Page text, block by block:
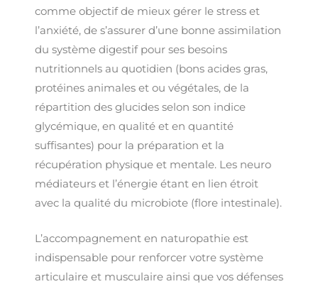
comme objectif de mieux gérer le stress et
l’anxiété, de s’assurer d’une bonne assimilation
du système digestif pour ses besoins
nutritionnels au quotidien (bons acides gras,
protéines animales et ou végétales, de la
répartition des glucides selon son indice
glycémique, en qualité et en quantité
suffisantes) pour la préparation et la
récupération physique et mentale. Les neuro
médiateurs et l’énergie étant en lien étroit
avec la qualité du microbiote (flore intestinale).
L’accompagnement en naturopathie est
indispensable pour renforcer votre système
articulaire et musculaire ainsi que vos défenses